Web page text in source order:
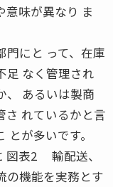
意味が異なり ま
門にと って、在庫
足 なく管理され
、 あるいは製商
さ れているかと言
が多いです。
図表2 輸配送、
の機能を実務とす